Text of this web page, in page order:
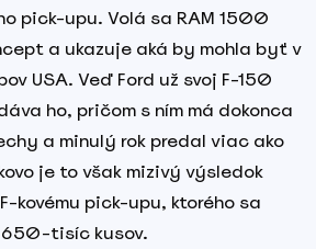
pick-upu. Volá sa RAM 1500
a ukazuje aká by mohla byť v
USA. Veď Ford už svoj F-150
ho, pričom s ním má dokonca
a minulý rok predal viac ako
je to však mizivý výsledok
kovému pick-upu, ktorého sa
650-tisíc kusov.